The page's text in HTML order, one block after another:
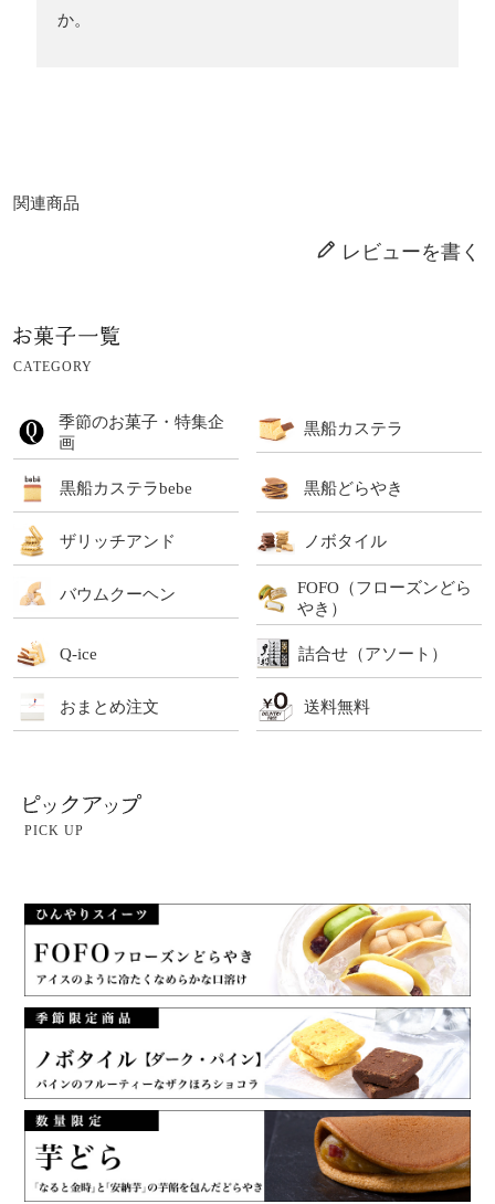
か。
関連商品
レビューを書く
CATEGORY
季節のお菓子・特集企
画
黒船カステラ
黒船カステラbebe 黒船どらやき
ザリッチアンド ノボタイル
バウムクーヘン
FOFO（フローズンどら
やき）
Q-ice 詰合せ（アソート）
おまとめ注文 送料無料
PICK UP